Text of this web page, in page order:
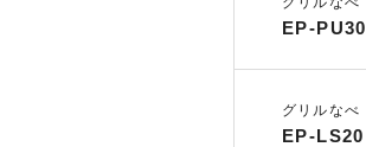
EP-PU30
グリルなべ
EP-LS20